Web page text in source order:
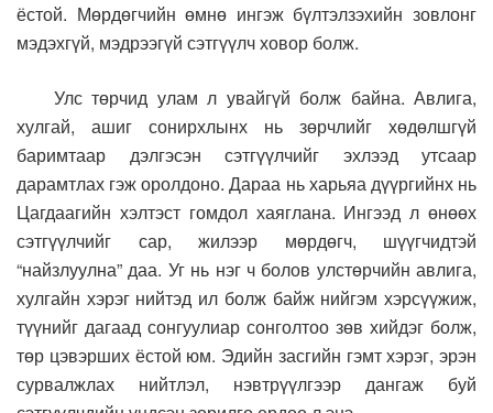
ёстой. Мөрдөгчийн өмнө ингэж бүлтэлзэхийн зовлонг
мэдэхгүй, мэдрээгүй сэтгүүлч ховор болж.
Улс төрчид улам л увайгүй болж байна. Авлига,
хулгай, ашиг сонирхлынх нь зөрчлийг хөдөлшгүй
баримтаар дэлгэсэн сэтгүүлчийг эхлээд утсаар
дарамтлах гэж оролдоно. Дараа нь харьяа дүүргийнх нь
Цагдаагийн хэлтэст гомдол хаяглана. Ингээд л өнөөх
сэтгүүлчийг сар, жилээр мөрдөгч, шүүгчидтэй
“найзлуулна” даа. Уг нь нэг ч болов улстөрчийн авлига,
хулгайн хэрэг нийтэд ил болж байж нийгэм хэрсүүжиж,
түүнийг дагаад сонгуулиар сонголтоо зөв хийдэг болж,
төр цэвэрших ёстой юм. Эдийн засгийн гэмт хэрэг, эрэн
сурвалжлах нийтлэл, нэвтрүүлгээр дангаж буй